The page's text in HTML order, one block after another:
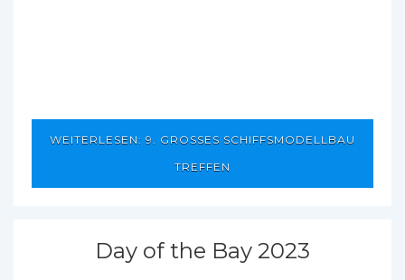
WEITERLESEN: 9. GROSSES SCHIFFSMODELLBAU T
REFFEN
Day of the Bay 2023